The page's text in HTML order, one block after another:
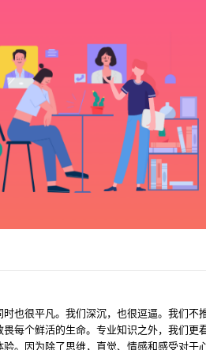
时也很平凡。我们深沉，也很逗逼。我们不
畏每个鲜活的生命。专业知识之外，我们更
。因为除了思维，直觉、情感和感受对于